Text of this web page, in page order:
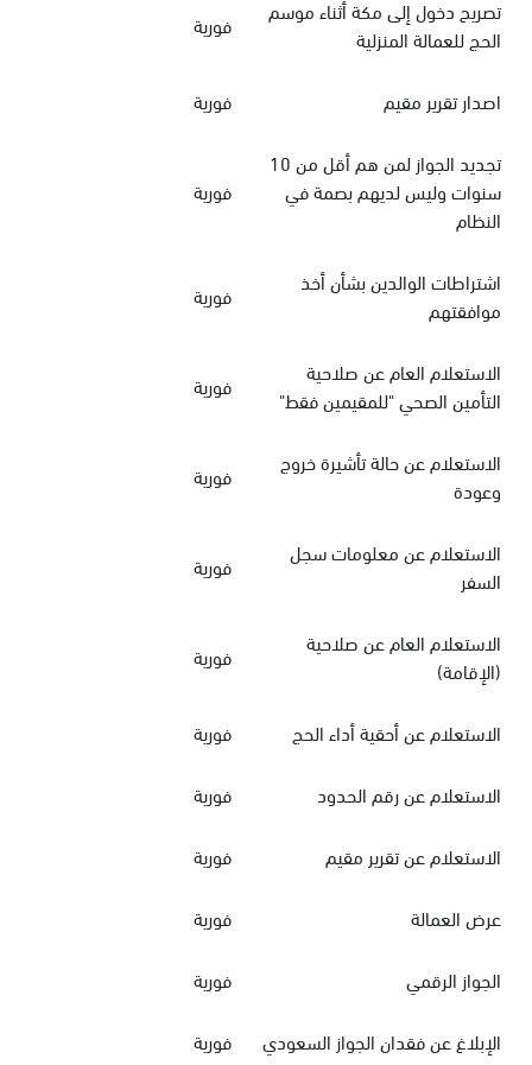
تصريح دخول إلى مكة أثناء موسم
الحج للعمالة المنزلية
فورية
اصدار تقرير مقيم
فورية
تجديد الجواز لمن هم أقل من 10
سنوات وليس لديهم بصمة في
النظام
فورية
اشتراطات الوالدين بشأن أخذ
موافقتهم
فورية
الاستعلام العام عن صلاحية
التأمين الصحي "للمقيمين فقط"
فورية
الاستعلام عن حالة تأشيرة خروج
وعودة
فورية
الاستعلام عن معلومات سجل
السفر
فورية
الاستعلام العام عن صلاحية
(الإقامة)
فورية
الاستعلام عن أحقية أداء الحج
فورية
الاستعلام عن رقم الحدود
فورية
الاستعلام عن تقرير مقيم
فورية
عرض العمالة
فورية
الجواز الرقمي
فورية
الإبلاغ عن فقدان الجواز السعودي
فورية